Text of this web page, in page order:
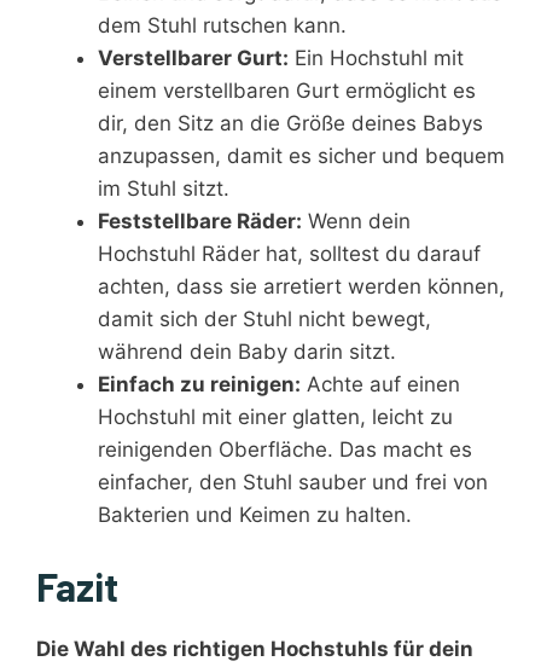
dem Stuhl rutschen kann.
Verstellbarer Gurt: Ein Hochstuhl mit
einem verstellbaren Gurt ermöglicht es
dir, den Sitz an die Größe deines Babys
anzupassen, damit es sicher und bequem
im Stuhl sitzt.
Feststellbare Räder: Wenn dein
Hochstuhl Räder hat, solltest du darauf
achten, dass sie arretiert werden können,
damit sich der Stuhl nicht bewegt,
während dein Baby darin sitzt.
Einfach zu reinigen: Achte auf einen
Hochstuhl mit einer glatten, leicht zu
reinigenden Oberfläche. Das macht es
einfacher, den Stuhl sauber und frei von
Bakterien und Keimen zu halten.
Fazit
Die Wahl des richtigen Hochstuhls für dein